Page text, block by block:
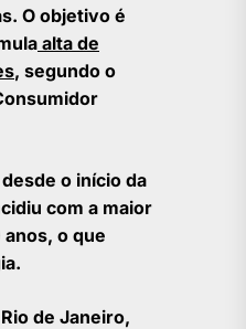
O objetivo é
alta de
, segundo o
o início da
com a maior
o que
de Janeiro,